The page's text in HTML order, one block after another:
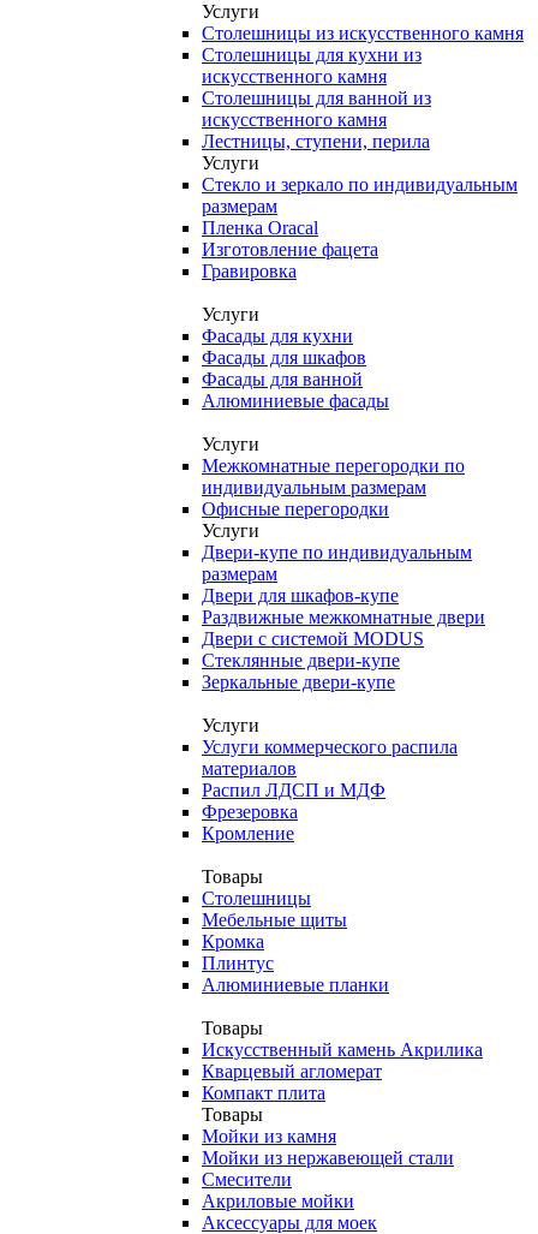
Услуги
Столешницы из искусственного камня
Столешницы для кухни из
искусственного камня
Столешницы для ванной из
искусственного камня
Лестницы, ступени, перила
Услуги
Стекло и зеркало по индивидуальным
размерам
Пленка Oracal
Изготовление фацета
Гравировка
Услуги
Фасады для кухни
Фасады для шкафов
Фасады для ванной
Алюминиевые фасады
Услуги
Межкомнатные перегородки по
индивидуальным размерам
Офисные перегородки
Услуги
Двери-купе по индивидуальным
размерам
Двери для шкафов-купе
Раздвижные межкомнатные двери
Двери с системой MODUS
Стеклянные двери-купе
Зеркальные двери-купе
Услуги
Услуги коммерческого распила
материалов
Распил ЛДСП и МДФ
Фрезеровка
Кромление
Товары
Столешницы
Мебельные щиты
Кромка
Плинтус
Алюминиевые планки
Товары
Искусственный камень Акрилика
Кварцевый агломерат
Компакт плита
Товары
Мойки из камня
Мойки из нержавеющей стали
Смесители
Акриловые мойки
Аксессуары для моек